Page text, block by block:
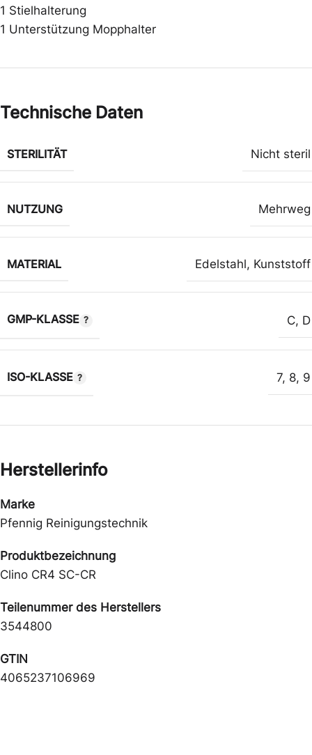
1 Stielhalterung
1 Unterstützung Mopphalter
Technische Daten
STERILITÄT Nicht steril
NUTZUNG Mehrweg
MATERIAL Edelstahl, Kunststoff
GMP-KLASSE C, D
ISO-KLASSE 7, 8, 9
Herstellerinfo
Marke
Pfennig Reinigungstechnik
Produktbezeichnung
Clino CR4 SC-CR
Teilenummer des Herstellers
3544800
GTIN
4065237106969